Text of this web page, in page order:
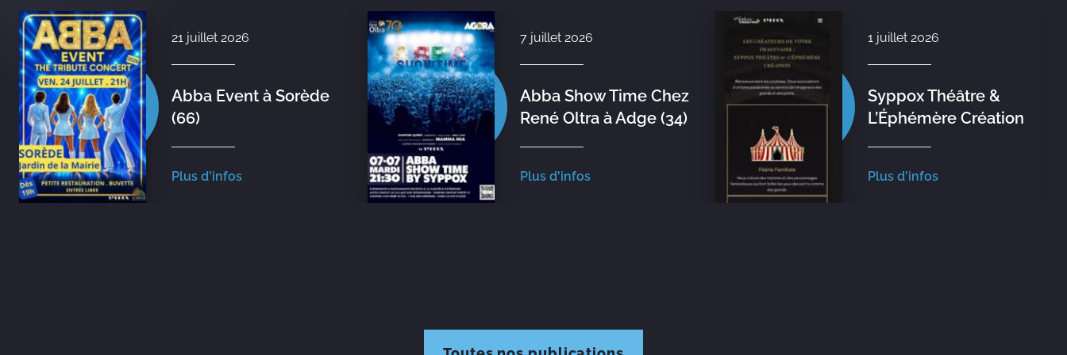
21 juillet 2026
Abba Event à Sorède
(66)
Plus d'infos
7 juillet 2026
Abba Show Time Chez
René Oltra à Adge (34)
Plus d'infos
1 juillet 2026
Syppox Théâtre &
L’Éphémère Création
Plus d'infos